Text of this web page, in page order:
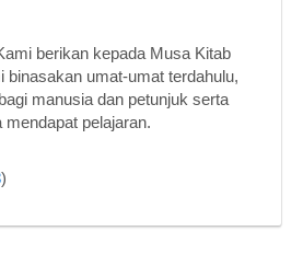
berikan kepada Musa Kitab
binasakan umat-umat terdahulu,
manusia dan petunjuk serta
pelajaran.
)